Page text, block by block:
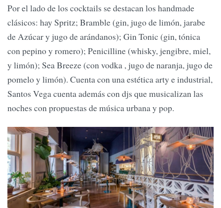
Por el lado de los cocktails se destacan los handmade
clásicos: hay Spritz; Bramble (gin, jugo de limón, jarabe
de Azúcar y jugo de arándanos); Gin Tonic (gin, tónica
con pepino y romero); Penicilline (whisky, jengibre, miel,
y limón); Sea Breeze (con vodka , jugo de naranja, jugo de
pomelo y limón). Cuenta con una estética arty e industrial,
Santos Vega cuenta además con djs que musicalizan las
noches con propuestas de música urbana y pop.